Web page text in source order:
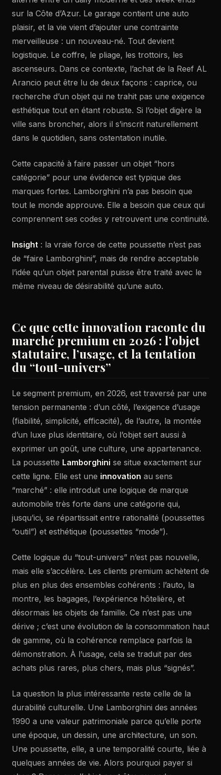
sur la Côte d’Azur. Le garage contient une auto
plaisir, et la vie vient d’ajouter une contrainte
merveilleuse : un nouveau-né. Tout devient
logistique. Le coffre, le pliage, les trottoirs, les
ascenseurs. Dans ce contexte, l’achat de la Reef AL
Arancio peut être lu de deux façons : caprice, ou
recherche d’un objet qui ne trahit pas une exigence
esthétique tout en étant robuste. Si l’objet digère la
ville sans broncher, alors il s’inscrit naturellement
dans le quotidien, sans ostentation inutile.
Cette capacité à faire passer un objet “hors
catégorie” pour une évidence est typique des
marques fortes. Lamborghini n’a pas besoin que
tout le monde approuve. Elle a besoin que ceux qui
comprennent ses codes y retrouvent une continuité.
Insight : la vraie force de cette poussette n’est pas
de “faire Lamborghini”, mais de rendre acceptable
l’idée qu’un objet parental puisse être traité avec le
même niveau de désirabilité qu’une auto.
Ce que cette innovation raconte du
marché premium en 2026 : l’objet
statutaire, l’usage, et la tentation
du “tout-univers”
Le segment premium, en 2026, est traversé par une
tension permanente : d’un côté, l’exigence d’usage
(fiabilité, simplicité, efficacité), de l’autre, la montée
d’un luxe plus identitaire, où l’objet sert aussi à
exprimer un goût, une culture, une appartenance.
La poussette Lamborghini se situe exactement sur
cette ligne. Elle est une innovation au sens
“marché” : elle introduit une logique de marque
automobile très forte dans une catégorie qui,
jusqu’ici, se répartissait entre rationalité (poussettes
“outil”) et esthétique (poussettes “mode”).
Cette logique du “tout-univers” n’est pas nouvelle,
mais elle s’accélère. Les clients premium achètent de
plus en plus des ensembles cohérents : l’auto, la
montre, les bagages, l’expérience hôtelière, et
désormais les objets de famille. Ce n’est pas une
dérive ; c’est une évolution de la consommation haut
de gamme, où la cohérence remplace parfois la
démonstration. À l’usage, cela se traduit par des
achats plus rares, plus chers, mais plus “signés”.
La question la plus intéressante reste celle de la
durabilité culturelle. Une Lamborghini des années
1990 a une valeur patrimoniale parce qu’elle porte
une époque, un dessin, une architecture, un son.
Une poussette, elle, a une temporalité courte, liée à
quelques années de vie. Alors pourquoi payer si